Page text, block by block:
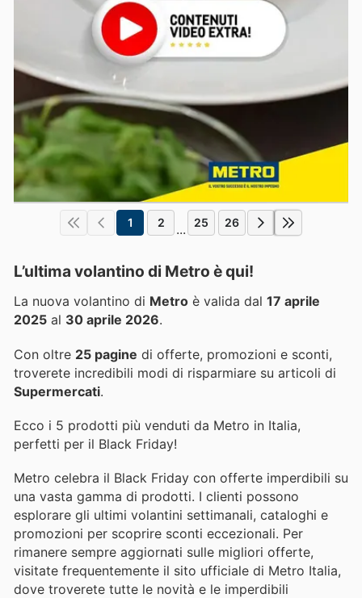
1 2 ... 25 26
L’ultima volantino di Metro è qui!
La nuova volantino di Metro è valida dal 17 aprile
2025 al 30 aprile 2026.
Con oltre 25 pagine di offerte, promozioni e sconti,
troverete incredibili modi di risparmiare su articoli di
Supermercati.
Ecco i 5 prodotti più venduti da Metro in Italia,
perfetti per il Black Friday!
Metro celebra il Black Friday con offerte imperdibili su
una vasta gamma di prodotti. I clienti possono
esplorare gli ultimi volantini settimanali, cataloghi e
promozioni per scoprire sconti eccezionali. Per
rimanere sempre aggiornati sulle migliori offerte,
visitate frequentemente il sito ufficiale di Metro Italia,
dove troverete tutte le novità e le imperdibili